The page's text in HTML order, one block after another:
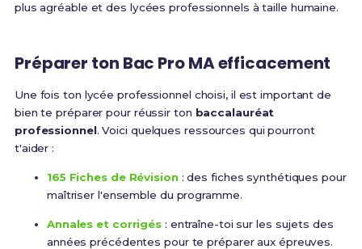
plus agréable et des lycées professionnels à taille humaine.
Préparer ton Bac Pro MA efficacement
Une fois ton lycée professionnel choisi, il est important de
bien te préparer pour réussir ton baccalauréat
professionnel. Voici quelques ressources qui pourront
t'aider :
165 Fiches de Révision: des fiches synthétiques pour
maîtriser l'ensemble du programme.
Annales et corrigés : entraîne-toi sur les sujets des
années précédentes pour te préparer aux épreuves.